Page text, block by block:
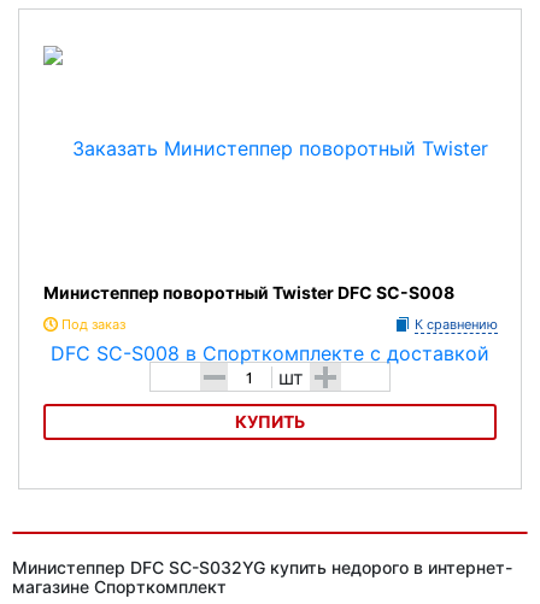
Министеппер поворотный с эспандерами Body Sculpture BS-1370
Министеппер поворотный Twister DFC SC-S008
Под заказ К сравнению
- шт +
КУПИТЬ
Министеппер DFC SC-S032YG купить недорого в интернет-
магазине Спорткомплект